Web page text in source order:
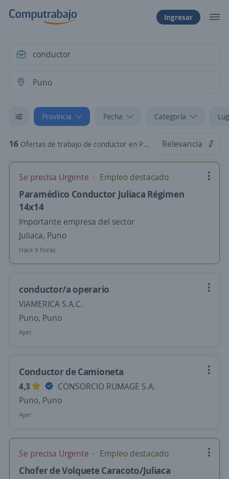
Ingresar
Provincia Fecha Categoría
16 Ofertas de trabajo de conductor en Puno Relevancia
Se precisa Urgente Empleo destacado
Paramédico Conductor Juliaca Régimen
14x14
Importante empresa del sector
Juliaca, Puno
Hace 9 horas
conductor/a operario
VIAMERICA S.A.C.
Puno, Puno
Ayer
Conductor de Camioneta
4,3
CONSORCIO RUMAGE S.A.
Puno, Puno
Ayer
Se precisa Urgente Empleo destacado
Chofer de Volquete Caracoto/Juliaca